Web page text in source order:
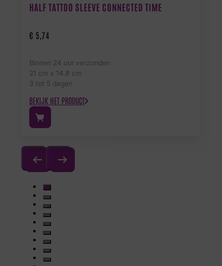
HALF TATTOO SLEEVE CONNECTED TIME
€ 5,74
Binnen 24 uur verzonden
21 cm x 14.8 cm
3 tot 5 dagen
BEKIJK HET PRODUCT